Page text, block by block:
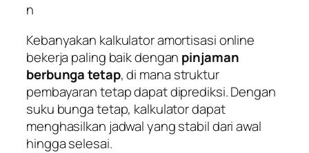
n
Kebanyakan kalkulator amortisasi online
bekerja paling baik dengan pinjaman
berbunga tetap, di mana struktur
pembayaran tetap dapat diprediksi. Dengan
suku bunga tetap, kalkulator dapat
menghasilkan jadwal yang stabil dari awal
hingga selesai.